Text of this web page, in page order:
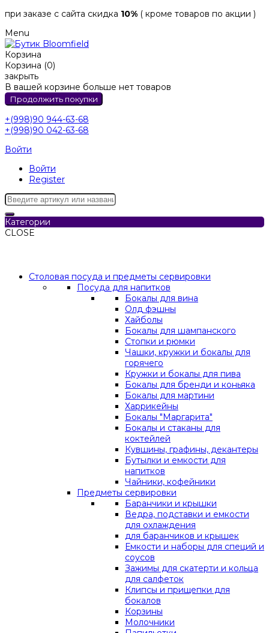
при заказе с сайта скидка 10% ( кроме товаров по акции )
Menu
Корзина
Корзина (0)
закрыть
В вашей корзине больше нет товаров
Продолжить покупки
+(998)90 944-63-68
+(998)90 042-63-68
Войти
Войти
Register
Категории
CLOSE
Столовая посуда и предметы сервировки
Посуда для напитков
Бокалы для вина
Олд фэшны
Хайболы
Бокалы для шампанского
Стопки и рюмки
Чашки, кружки и бокалы для
горячего
Кружки и бокалы для пива
Бокалы для бренди и коньяка
Бокалы для мартини
Харрикейны
Бокалы "Маргарита"
Бокалы и стаканы для
коктейлей
Кувшины, графины, декантеры
Бутылки и емкости для
напитков
Чайники, кофейники
Предметы сервировки
Баранчики и крышки
Ведра, подставки и емкости
для охлаждения
для баранчиков и крышек
Емкости и наборы для специй и
соусов
Зажимы для скатерти и кольца
для салфеток
Клипсы и прищепки для
бокалов
Корзины
Молочники